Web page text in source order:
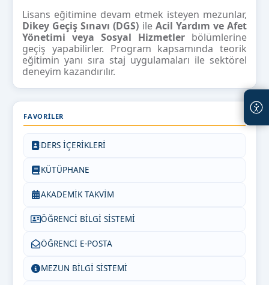
Lisans eğitimine devam etmek isteyen mezunlar,
Dikey Geçiş Sınavı (DGS) ile Acil Yardım ve Afet
Yönetimi veya Sosyal Hizmetler bölümlerine
geçiş yapabilirler. Program kapsamında teorik
eğitimin yanı sıra staj uygulamaları ile sektörel
deneyim kazandırılır.
FAVORILER
DERS İÇERİKLERİ
KÜTÜPHANE
AKADEMİK TAKVİM
ÖĞRENCİ BİLGİ SİSTEMİ
ÖĞRENCİ E-POSTA
MEZUN BİLGİ SİSTEMİ